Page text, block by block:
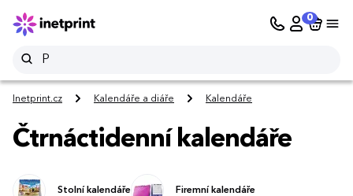
0
Inetprint.cz Kalendáře a diáře Kalendáře
Čtrnáctidenní kalendáře
Stolní kalendáře Firemní kalendáře